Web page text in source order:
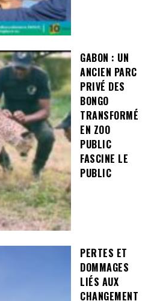
GABON : UN
ANCIEN PARC
PRIVÉ DES
BONGO
TRANSFORMÉ
EN ZOO
PUBLIC
FASCINE LE
PUBLIC
PERTES ET
DOMMAGES
LIÉS AUX
CHANGEMENT